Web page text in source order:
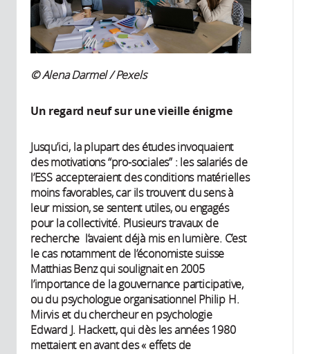
© Alena Darmel / Pexels
Un regard neuf sur une vieille énigme
Jusqu’ici, la plupart des études invoquaient
des motivations “pro-sociales” : les salariés de
l’ESS accepteraient des conditions matérielles
moins favorables, car ils trouvent du sens à
leur mission, se sentent utiles, ou engagés
pour la collectivité. Plusieurs travaux de
recherche l’avaient déjà mis en lumière. C’est
le cas notamment de l’économiste suisse
Matthias Benz qui soulignait en 2005
l’importance de la gouvernance participative,
ou du psychologue organisationnel Philip H.
Mirvis et du chercheur en psychologie
Edward J. Hackett, qui dès les années 1980
mettaient en avant des « effets de